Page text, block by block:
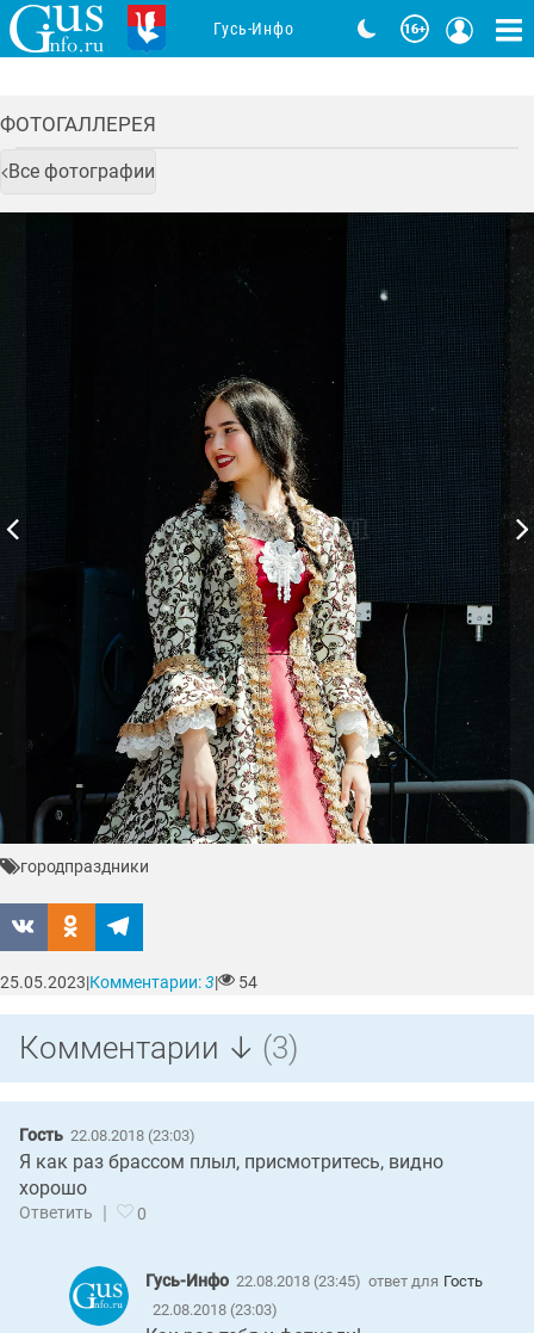
ФОТОГАЛЛЕРЕЯ
Все фотографии
городпраздники
25.05.2023|Комментарии:3| 54
Комментарии ↓ (3)
Гость 22.08.2018 (23:03)
Я как раз брассом плыл, присмотритесь, видно
хорошо
Ответить | 0
Гусь-Инфо 22.08.2018 (23:45) ответ для Гость
22.08.2018 (23:03)
Гусь-Инфо